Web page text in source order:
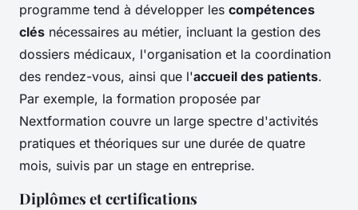
programme tend à développer les compétences
clés nécessaires au métier, incluant la gestion des
dossiers médicaux, l'organisation et la coordination
des rendez-vous, ainsi que l'accueil des patients.
Par exemple, la formation proposée par
Nextformation couvre un large spectre d'activités
pratiques et théoriques sur une durée de quatre
mois, suivis par un stage en entreprise.
Diplômes et certifications